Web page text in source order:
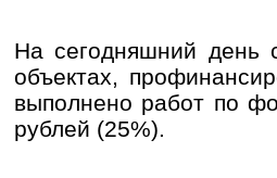
На сегодняшний день
объектах,
выполнено работ по
рублей (25%).